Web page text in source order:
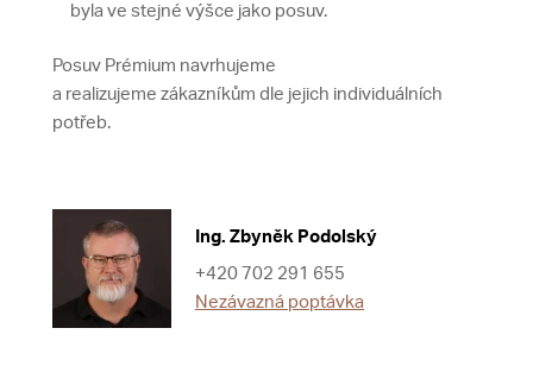
byla ve stejné výšce jako posuv.
Posuv Prémium navrhujeme
a realizujeme zákazníkům dle jejich individuálních
potřeb.
Ing. Zbyněk Podolský
+420 702 291 655
Nezávazná poptávka